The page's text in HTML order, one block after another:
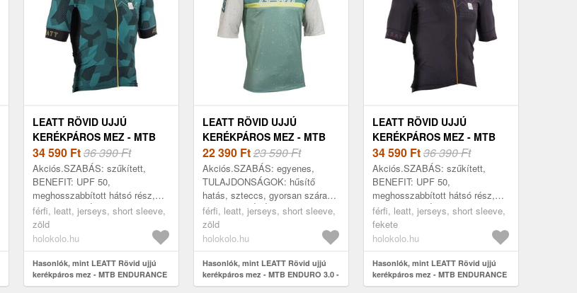
LEATT RÖVID UJJÚ
KERÉKPÁROS MEZ - MTB
ENDURANCE 5.0 - ZÖLD
34 590 Ft36 390 Ft
Akciós.SZABÁS: szűkített,
BENEFIT: UPF 50,
meghosszabbított hátsó rész,
TULAJDONSÁGOK:
ergonomikus, hűsítő hatás,
lélegző, gyorsan száradó,
férfi, leatt, jerseys, short sleeve,
zöld
holokolo.hu
Hasonlók, mint LEATT Rövid ujjú
kerékpáros mez - MTB ENDURANCE
5.0 - zöld
LEATT RÖVID UJJÚ
KERÉKPÁROS MEZ - MTB
ENDURO 3.0 - ZÖLD
22 390 Ft23 590 Ft
Akciós.SZABÁS: egyenes,
TULAJDONSÁGOK: hűsítő
hatás, szteccs, gyorsan száradó,
FELHASZNÁLÁS: MTB,
ÉVSZAK: ősz, tavasz, nyár,
HOSSZ: rövid ujj, ANYAG: Poli...
férfi, leatt, jerseys, short sleeve,
zöld
holokolo.hu
Hasonlók, mint LEATT Rövid ujjú
kerékpáros mez - MTB ENDURO 3.0 -
zöld
LEATT RÖVID UJJÚ
KERÉKPÁROS MEZ - MTB
ENDURANCE 5.0 - FEKETE
34 590 Ft36 390 Ft
Akciós.SZABÁS: szűkített,
BENEFIT: UPF 50,
meghosszabbított hátsó rész,
TULAJDONSÁGOK:
ergonomikus, hűsítő hatás,
lélegző, gyorsan száradó,
férfi, leatt, jerseys, short sleeve,
fekete
holokolo.hu
Hasonlók, mint LEATT Rövid ujjú
kerékpáros mez - MTB ENDURANCE
5.0 - fekete